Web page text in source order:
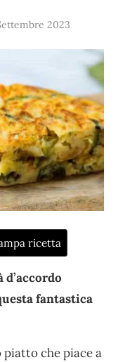
2023
ricetta
fantastica
piatto che piace a